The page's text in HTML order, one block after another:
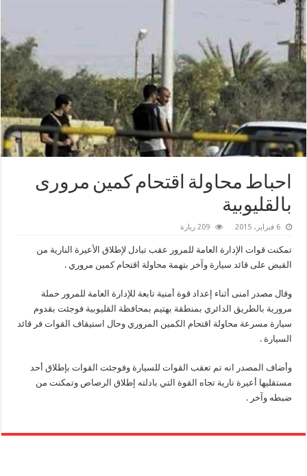
احباط محاولة اقتحام كمين مرورى
بالقليوبية
6 فبراير، 2015 209 زيارة
تمكنت قوات الإدارة العامة للمرور عقب تبادل لإطلاق الأعيرة النارية من
القبض على قائد سيارة وآخر بتهمة محاولة اقتحام كمين مروري .
وقال مصدر امنى أثناء إعداد قوة أمنية تابعة للإدارة العامة للمرور حملة
مرورية بالطريق الدائري بمنطقة بهتيم بمحافظة القليوبية فوجئت بقدوم
سيارة مسرعة محاولة اقتحام الكمين المروري وحال استيقاف القوات فر قائد
السيارة .
وأضاف المصدر انه تم تعقب القوات للسيارة وفوجئت القوات بإطلاق أحد
مستقليها أعيرة نارية تجاه القوة التي بادلته إطلاق الرصاص وتمكنت من
ضبطه وآخر .